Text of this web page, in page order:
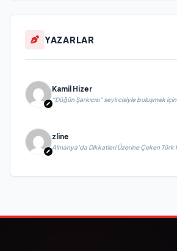
YAZARLAR
Kamil Hizer
“Düğün Şarkıcısı” seyircisiyle buluşmak
zline
Almanya’da Dikkatleri Üzerine Çeken Türk